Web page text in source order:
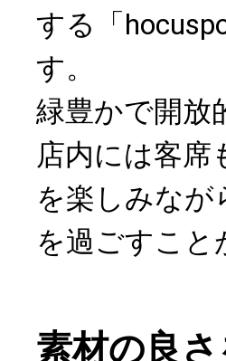
する「
す。
緑豊かで開放
店内には客席
を楽しみな
を過ごすこと
素材の良